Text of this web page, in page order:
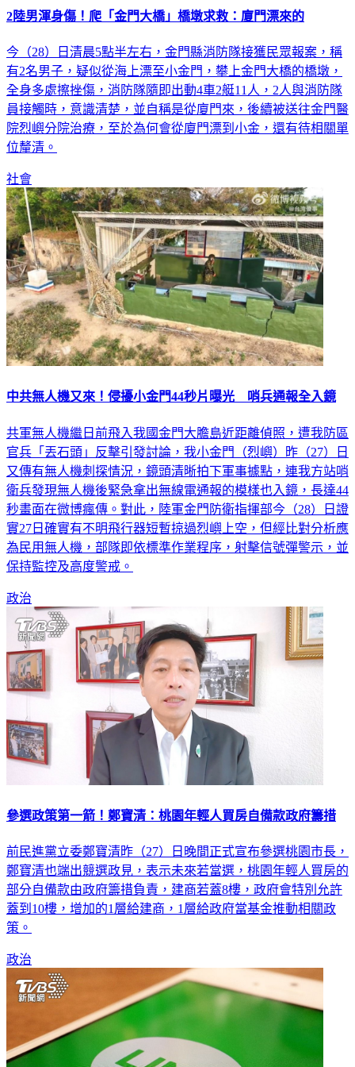
今（28）日清晨5點半左右，金門縣消防隊接獲民眾報案，稱
有2名男子，疑似從海上漂至小金門，攀上金門大橋的橋墩，
全身多處擦挫傷，消防隊隨即出動4車2艇11人，2人與消防隊
員接觸時，意識清楚，並自稱是從廈門來，後續被送往金門醫
院烈嶼分院治療，至於為何會從廈門漂到小金，還有待相關單
社會
共軍無人機繼日前飛入我國金門大膽島近距離偵照，遭我防區
官兵「丟石頭」反擊引發討論，我小金門（烈嶼）昨（27）日
又傳有無人機刺探情況，鏡頭清晰拍下軍事據點，連我方站哨
衛兵發現無人機後緊急拿出無線電通報的模樣也入鏡，長達44
秒畫面在微博瘋傳。對此，陸軍金門防衛指揮部今（28）日證
實27日確實有不明飛行器短暫掠過烈嶼上空，但經比對分析應
為民用無人機，部隊即依標準作業程序，射擊信號彈警示，並
政治
前民進黨立委鄭寶清昨（27）日晚間正式宣布參選桃園市長，
鄭寶清也端出競選政見，表示未來若當選，桃園年輕人買房的
部分自備款由政府籌措負責，建商若蓋8樓，政府會特別允許
蓋到10樓，增加的1層給建商，1層給政府當基金推動相關政
政治